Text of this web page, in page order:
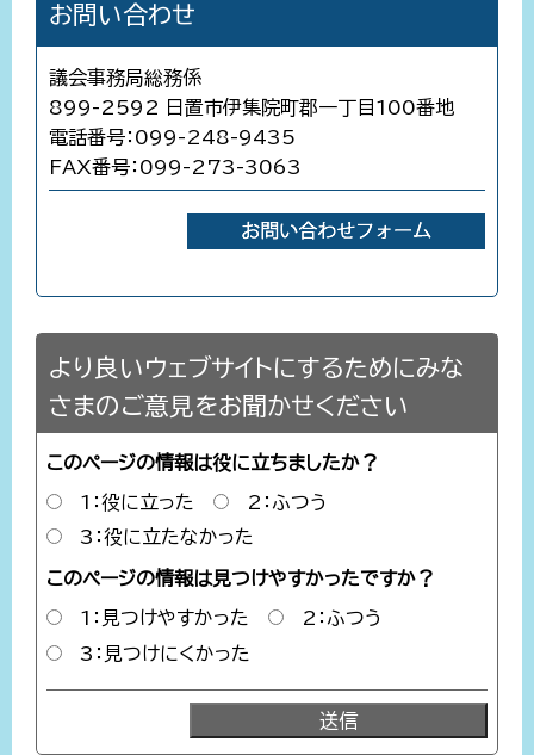
お問い合わせ
議会事務局総務係
899-2592 日置市伊集院町郡一丁目100番地
電話番号：099-248-9435
FAX番号：099-273-3063
より良いウェブサイトにするためにみな
さまのご意見をお聞かせください
このページの情報は役に立ちましたか？
1：役に立った
2：ふつう
3：役に立たなかった
このページの情報は見つけやすかったですか？
1：見つけやすかった
2：ふつう
3：見つけにくかった